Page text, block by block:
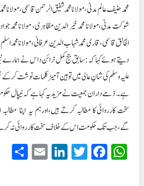
محمد حنیف عالم مدنی،مولانا محمد شفیق الرحمن قاسمی ،مولانا
شوکت مدنی،مولانا محمد خیر الدین مظاہری، مولانا محمد
الخالق قاسمی،قاری محمد شہاب الدین عرفانی،مولانا محمد
دیتے ہوئے کہا کہ: سابق جج کمل نرائن داس نے ہمارے
علیہ وسلم کی شانِ عالی میں توہین آمیز کلمات نوشت کرکے
ہے۔ ذمے داران جمعیت نے مزید یہ کہاہے کہ نیپال
سخت کارروائی کا مطالبہ کرتے ہیں،اورہم یہ اپنا
گے،جب تک حکومت اس کے خلاف سخت کارروائی نہ
W
ha
Fa
ce
T
wi
Li
nk
E
m